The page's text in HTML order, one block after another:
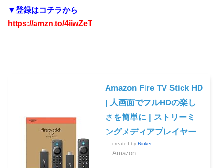
▼登録はコチラから
https://amzn.to/4iiwZeT
Amazon Fire TV Stick HD
| 大画面でフルHDの楽し
さを簡単に | ストリーミ
ングメディアプレイヤー
created by Rinker
Amazon